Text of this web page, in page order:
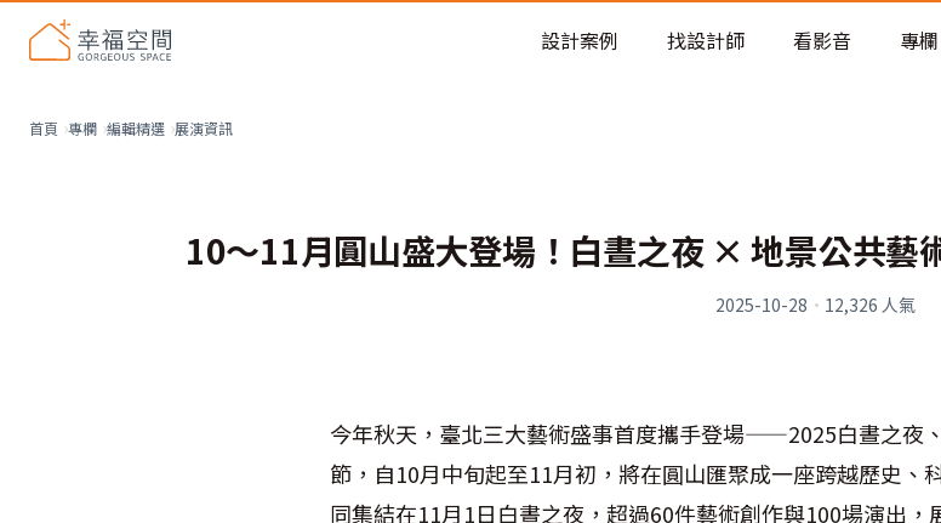
老屋預算分配與高 CP 值煥新術
設計案例 找設計師 看影音 專欄
首頁 專欄 編輯精選 展演資訊
10～11月圓山盛大登場！白晝之夜 × 地景公共藝
2025-10-28 · 12,326 人氣
今年秋天，臺北三大藝術盛事首度攜手登場——2025白晝之夜
節，自10月中旬起至11月初，將在圓山匯聚成一座跨越歷史、
同集結在11月1日白晝之夜，超過60件藝術創作與100場演出